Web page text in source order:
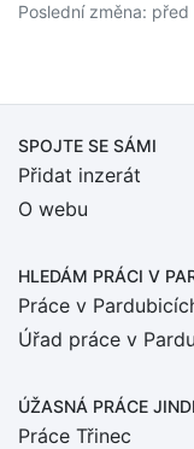
Poslední změna: před
SPOJTE SE SÁMI
Přidat inzerát
O webu
HLEDÁM PRÁCI V
Práce v
Úřad práce v
ÚŽASNÁ PRÁCE
Práce Třinec